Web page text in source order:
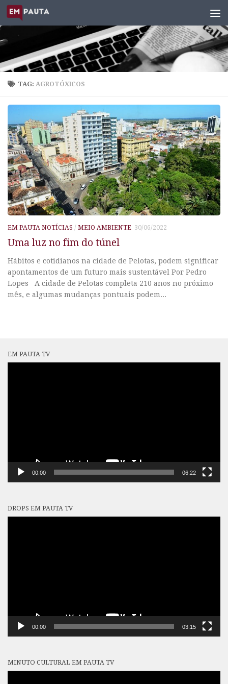
Skip to content
TAG:AGROTÓXICOS
EM PAUTA NOTÍCIAS / MEIO AMBIENTE 30/06/2022
Uma luz no fim do túnel
Hábitos e cotidianos na cidade de Pelotas, podem significar
apontamentos de um futuro mais sustentável Por Pedro
Lopes A cidade de Pelotas completa 210 anos no próximo
mês, e algumas mudanças pontuais podem...
EM PAUTA TV
00:00 06:22
DROPS EM PAUTA TV
00:00 03:15
MINUTO CULTURAL EM PAUTA TV